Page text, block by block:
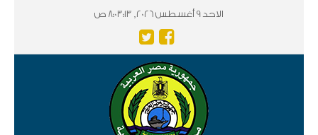
الاحد 9 أغسطس 2026, 8:03:14 ص